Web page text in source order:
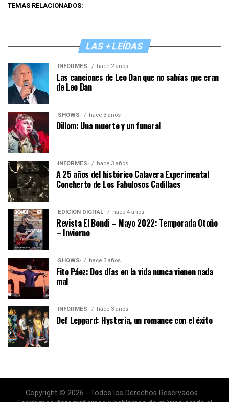
TEMAS RELACIONADOS:
LAS + LEÍDAS
·INFORMES· hace 2 años
Las canciones de Leo Dan que no sabías que eran
de Leo Dan
·SHOWS· hace 3 años
Dillom: Una muerte y un funeral
·INFORMES· hace 3 años
A 25 años del histórico Calavera Experimental
Concherto de Los Fabulosos Cadillacs
·EDICIÓN DIGITAL· hace 4 años
Revista El Bondi – Mayo 2022: Temporada Otoño
– Invierno
·SHOWS· hace 3 años
Fito Páez: Dos días en la vida nunca vienen nada
mal
·INFORMES· hace 3 años
Def Leppard: Hysteria, un romance con el éxito
Copyright © 2026 - Todos los Derechos Reservados. -